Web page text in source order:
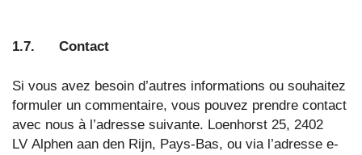
1.7. Contact
Si vous avez besoin d’autres informations ou souhaitez
formuler un commentaire, vous pouvez prendre contact
avec nous à l’adresse suivante. Loenhorst 25, 2402
LV Alphen aan den Rijn, Pays-Bas, ou via l’adresse e-